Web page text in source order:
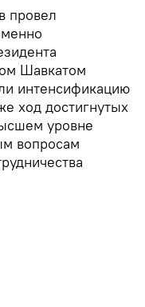
провел
Шавкатом
интенсификацию
ход достигнутых
уровне
вопросам